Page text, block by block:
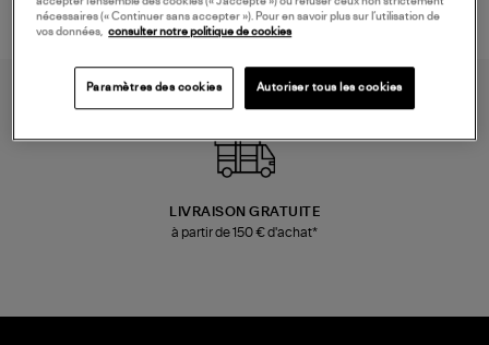
LIVRAISON GRATUITE
à partir de 150 € d'achat*
nécessaires (« Continuer sans accepter »). Pour en savoir plus sur l’utilisation de
vos données, consulter notre politique de cookies
Paramètres des cookies Autoriser tous les cookies